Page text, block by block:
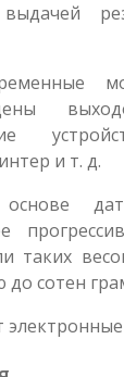
и т. д.
таких
до сотен